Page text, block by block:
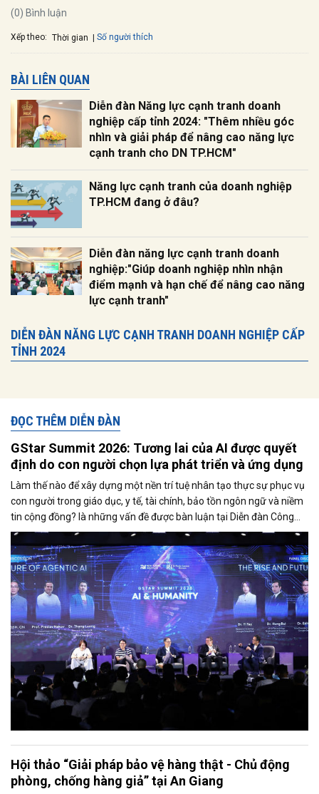
(0) Bình luận
Xếp theo: Thời gian Số người thích
BÀI LIÊN QUAN
Diễn đàn Năng lực cạnh tranh doanh
nghiệp cấp tỉnh 2024: "Thêm nhiều góc
nhìn và giải pháp để nâng cao năng lực
cạnh tranh cho DN TP.HCM"
Năng lực cạnh tranh của doanh nghiệp
TP.HCM đang ở đâu?
Diễn đàn năng lực cạnh tranh doanh
nghiệp:"Giúp doanh nghiệp nhìn nhận
điểm mạnh và hạn chế để nâng cao năng
lực cạnh tranh"
DIỄN ĐÀN NĂNG LỰC CẠNH TRANH DOANH NGHIỆP CẤP
TỈNH 2024
ĐỌC THÊM DIỄN ĐÀN
GStar Summit 2026: Tương lai của AI được quyết
định do con người chọn lựa phát triển và ứng dụng
Làm thế nào để xây dựng một nền trí tuệ nhân tạo thực sự phục vụ
con người trong giáo dục, y tế, tài chính, bảo tồn ngôn ngữ và niềm
tin cộng đồng? là những vấn đề được bàn luận tại Diễn đàn Công
nghệ AI & Chuyển đổi số GStar Summit 2026 diễn ra vào ngày 29/5
tại TP.HCM, do New Turing Institute (NTI) phối hợp cùng Pacific
Gateway Partners (PGP) tổ chức, dưới sự bảo trợ của Bộ Khoa học
và Công nghệ Việt Nam.
Hội thảo “Giải pháp bảo vệ hàng thật - Chủ động
phòng, chống hàng giả” tại An Giang